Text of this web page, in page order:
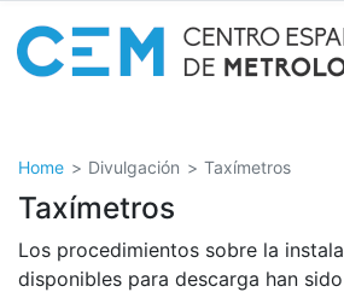
to
main
Home Divulgación Taxímetros
Taxímetros
Los procedimientos sobre la
disponibles para descarga han